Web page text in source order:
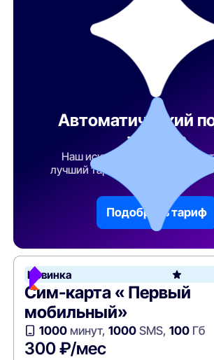
Автоматический
тарифа
Наш искусственный
лучший тарифный план по
Подобрать тариф
Новинка
Сим-карта « Первый
мобильный»
1000минут, 1000SMS, 100Гб
300 ₽/мес